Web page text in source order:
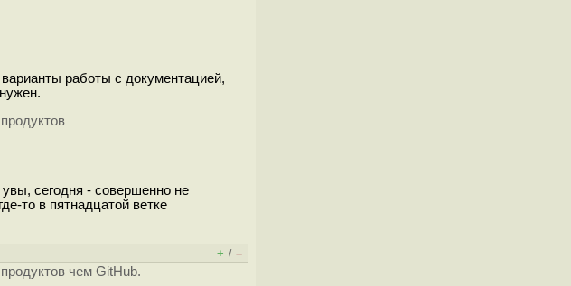
работы с документацией,
сегодня - совершенно не
то в пятнадцатой ветке
+ / –
чем GitHub.